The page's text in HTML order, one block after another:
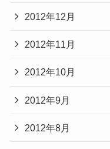
2012年12月
2012年11月
2012年10月
2012年9月
2012年8月